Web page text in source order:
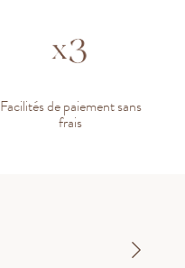
Facilités de paiement sans
frais